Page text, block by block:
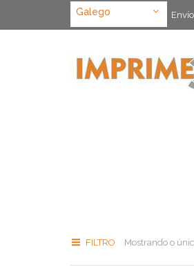
Galego
FILTRO Mostrando o